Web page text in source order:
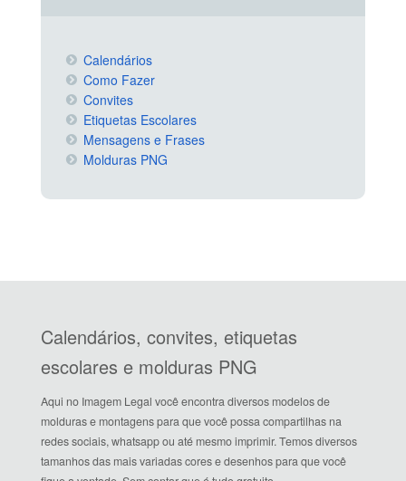
Calendários
Como Fazer
Convites
Etiquetas Escolares
Mensagens e Frases
Molduras PNG
Calendários, convites, etiquetas
escolares e molduras PNG
Aqui no Imagem Legal você encontra diversos modelos de
molduras e montagens para que você possa compartilhas na
redes sociais, whatsapp ou até mesmo imprimir. Temos diversos
tamanhos das mais variadas cores e desenhos para que você